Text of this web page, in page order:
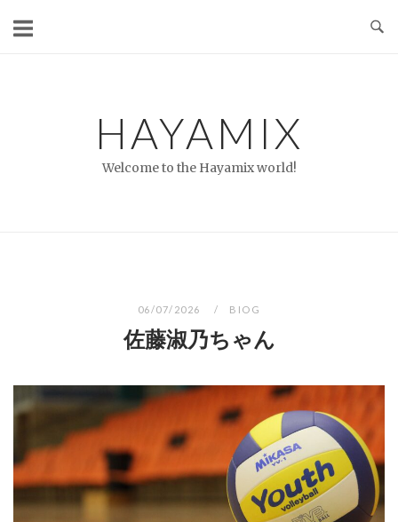
HAYAMIX
Welcome to the Hayamix world!
06/07/2026 BIOG
佐藤淑乃ちゃん